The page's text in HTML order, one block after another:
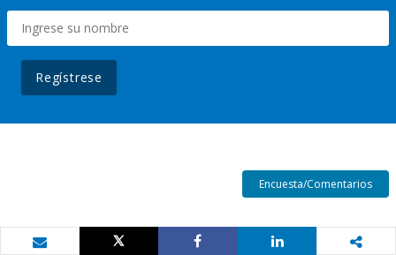
Regístrese
Encuesta/Comentarios